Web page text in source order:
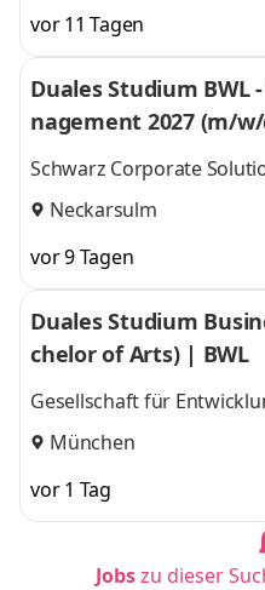
vor 11 Tagen
Duales Studium BWL
nagement 2027 (m/
Schwarz Corporate
Neckarsulm
vor 9 Tagen
Duales Studium
chelor of Arts) | BWL
Gesellschaft für
von Freizeitsystemen GMF
München
vor 1 Tag
Jobszu dieser